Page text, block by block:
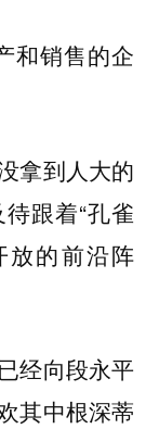
和销售的企
拿到人大的
跟着“孔雀
放的前沿阵
经向段永平
其中根深蒂